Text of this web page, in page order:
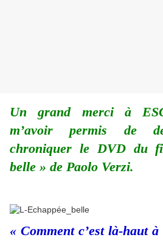
Un grand merci à
m’avoir permis de
chroniquer le DVD du
belle » de Paolo Verzi.
« Comment c’est là-haut